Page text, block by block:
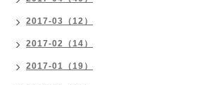
2017-03（12）
2017-02（14）
2017-01（19）